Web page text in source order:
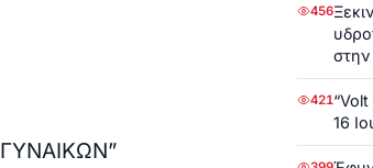
456
421
16